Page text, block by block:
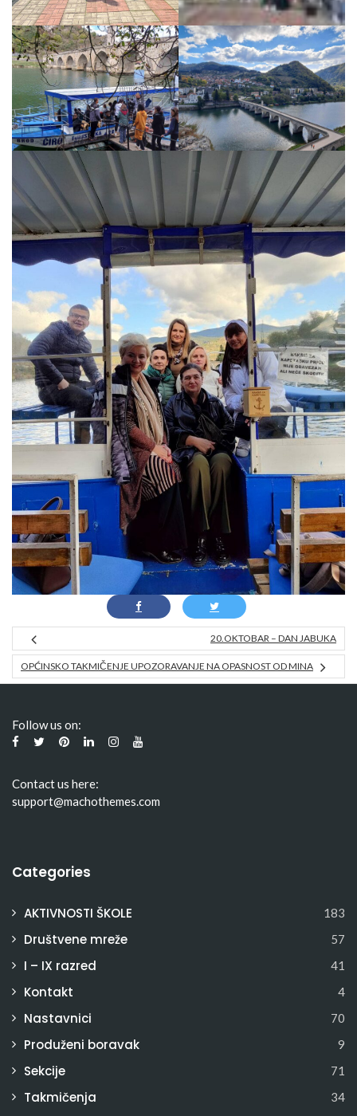
20.OKTOBAR – DAN JABUKA
OPĆINSKO TAKMIČENJE UPOZORAVANJE NA OPASNOST OD MINA
Follow us on:
Contact us here:
support@machothemes.com
Categories
AKTIVNOSTI ŠKOLE 183
Društvene mreže 57
I – IX razred 41
Kontakt 4
Nastavnici 70
Produženi boravak 9
Sekcije 71
Takmičenja 34